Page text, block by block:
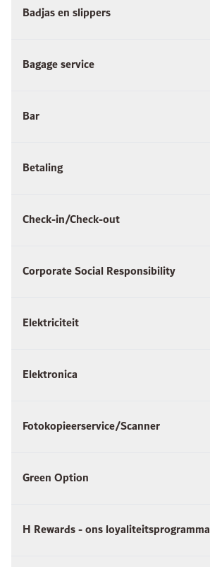
Badjas en slippers
Bagage service
Bar
Betaling
Check-in/Check-out
Corporate Social Responsibility
Elektriciteit
Elektronica
Fotokopieerservice/Scanner
Green Option
H Rewards - ons loyaliteitsprogramma